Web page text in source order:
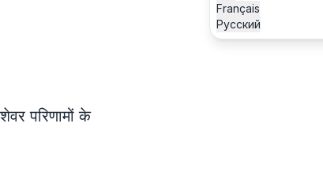
Français
Русский
परिणामों के